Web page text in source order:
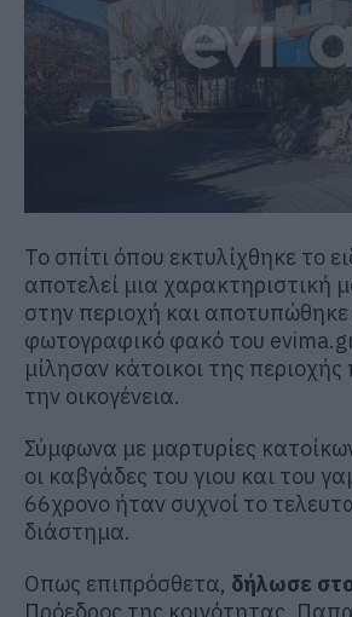
Το σπίτι όπου εκτυλίχθηκε το
αποτελεί μια χαρακτηριστική
στην περιοχή και
φωτογραφικό φακό του
μίλησαν κάτοικοι της περιοχής
την οικογένεια.
Σύμφωνα με μαρτυρίες
οι καβγάδες του γιου και του
66χρονο ήταν συχνοί το
διάστημα.
Οπως επιπρόσθετα, δήλωσε